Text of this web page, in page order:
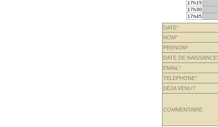
17h15
17h30
17h45
DATE*
NOM*
PRENOM*
DATE DE NAISSANCE
EMAIL *
TELEPHONE*
DEJA VENU?
COMMENTAIRE